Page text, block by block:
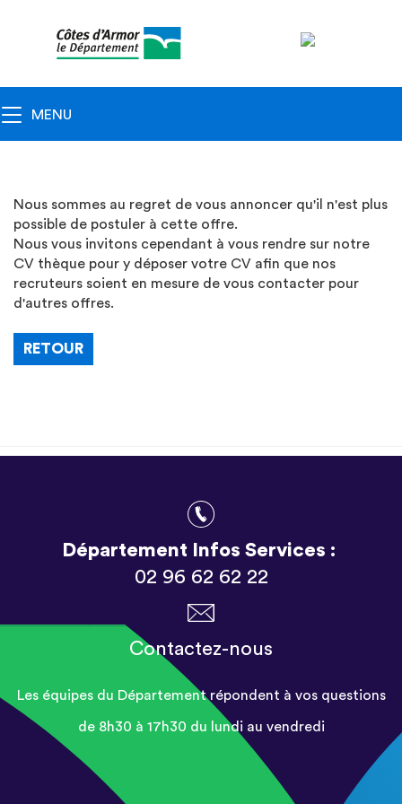
principale
Toggle navigation
MENU
Nous sommes au regret de vous annoncer qu'il n'est plus
possible de postuler à cette offre.
Nous vous invitons cependant à vous rendre sur notre
CV thèque pour y déposer votre CV afin que nos
recruteurs soient en mesure de vous contacter pour
d'autres offres.
RETOUR
Département Infos Services :
02 96 62 62 22
Contactez-nous
Les équipes du Département répondent à vos questions
de 8h30 à 17h30 du lundi au vendredi